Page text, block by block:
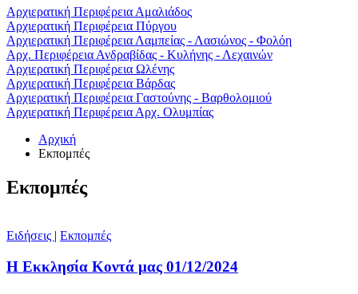
Αρχιερατική Περιφέρεια Αμαλιάδος
Αρχιερατική Περιφέρεια Πύργου
Αρχιερατική Περιφέρεια Λαμπείας - Λασιώνος - Φολόη
Αρχ. Περιφέρεια Ανδραβίδας - Κυλήνης - Λεχαινών
Αρχιερατική Περιφέρεια Ωλένης
Αρχιερατική Περιφέρεια Βάρδας
Αρχιερατική Περιφέρεια Γαστούνης - Βαρθολομιού
Αρχιερατική Περιφέρεια Αρχ. Ολυμπίας
Αρχική
Εκπομπές
Εκπομπές
Ειδήσεις | Εκπομπές
Η Εκκλησία Κοντά μας 01/12/2024